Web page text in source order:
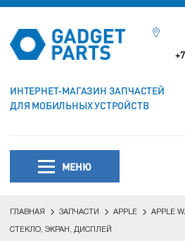
ИНТЕРНЕТ-МАГАЗИН ЗАПЧАСТЕЙ
ДЛЯ МОБИЛЬНЫХ УСТРОЙСТВ
МЕНЮ
ГЛАВНАЯ ЗАПЧАСТИ APPLE APPLE
СТЕКЛО, ЭКРАН, ДИСПЛЕЙ